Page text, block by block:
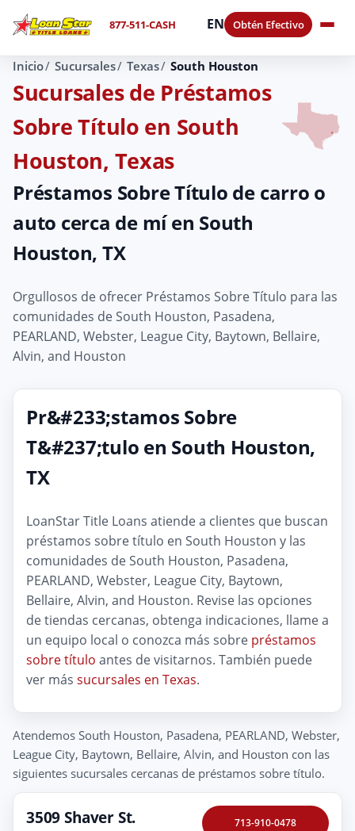
877-511-CASH EN Obtén Efectivo
Inicio Sucursales Texas South Houston
Sucursales de Préstamos
Sobre Título en South
Houston, Texas
Préstamos Sobre Título de carro o
auto cerca de mí en South
Houston, TX
Orgullosos de ofrecer Préstamos Sobre Título para las
comunidades de South Houston, Pasadena,
PEARLAND, Webster, League City, Baytown, Bellaire,
Alvin, and Houston
Pr&#233;stamos Sobre
T&#237;tulo en South Houston,
TX
LoanStar Title Loans atiende a clientes que buscan
préstamos sobre título en South Houston y las
comunidades de South Houston, Pasadena,
PEARLAND, Webster, League City, Baytown,
Bellaire, Alvin, and Houston. Revise las opciones
de tiendas cercanas, obtenga indicaciones, llame a
un equipo local o conozca más sobre préstamos
sobre título antes de visitarnos. También puede
ver más sucursales en Texas.
Atendemos South Houston, Pasadena, PEARLAND, Webster,
League City, Baytown, Bellaire, Alvin, and Houston con las
siguientes sucursales cercanas de préstamos sobre título.
3509 Shaver St. 713-910-0478